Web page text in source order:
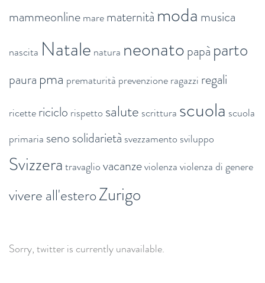
mammeonlinemarematernità moda musica
nascita Natale natura neonatopapà parto
paura pma prematurità prevenzioneragazzi regali
ricettericiclo rispetto salute scrittura scuola scuola
primaria senosolidarietà svezzamento sviluppo
Svizzeratravagliovacanzeviolenzaviolenza di genere
vivere all'esteroZurigo
Sorry, twitter is currently unavailable.